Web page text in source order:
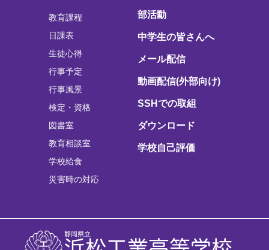
教育課程
日課表
生徒心得
行事予定
行事風景
検定・資格
図書室
教育相談室
学校給食
災害時の対応
部活動
中学生の皆さんへ
メール配信
動画配信(外部向け)
SSHでの取組
ダウンロード
学校自己評価